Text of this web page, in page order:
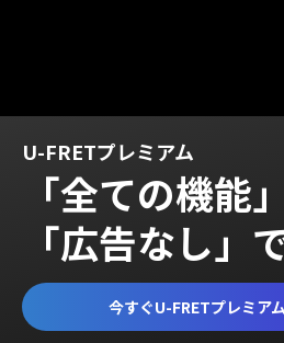
U-FRETプレミアム
「全ての機能
「広告なし」
今すぐU-FRETプレミア